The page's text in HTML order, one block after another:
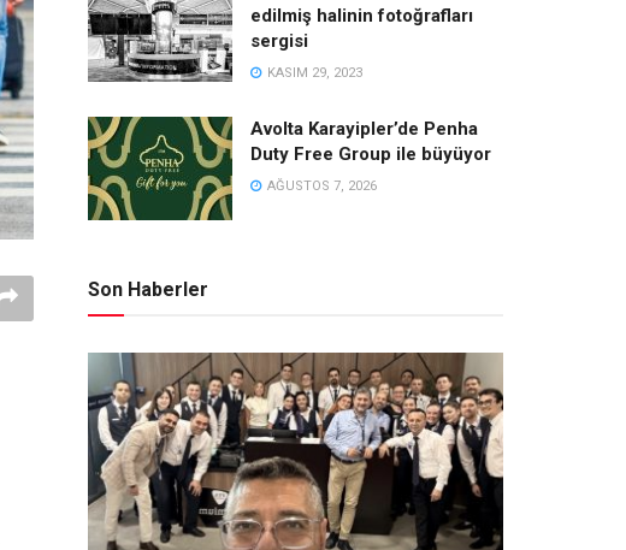
edilmiş halinin fotoğrafları
sergisi
KASIM 29, 2023
Avolta Karayipler’de Penha
Duty Free Group ile büyüyor
AĞUSTOS 7, 2026
Son Haberler